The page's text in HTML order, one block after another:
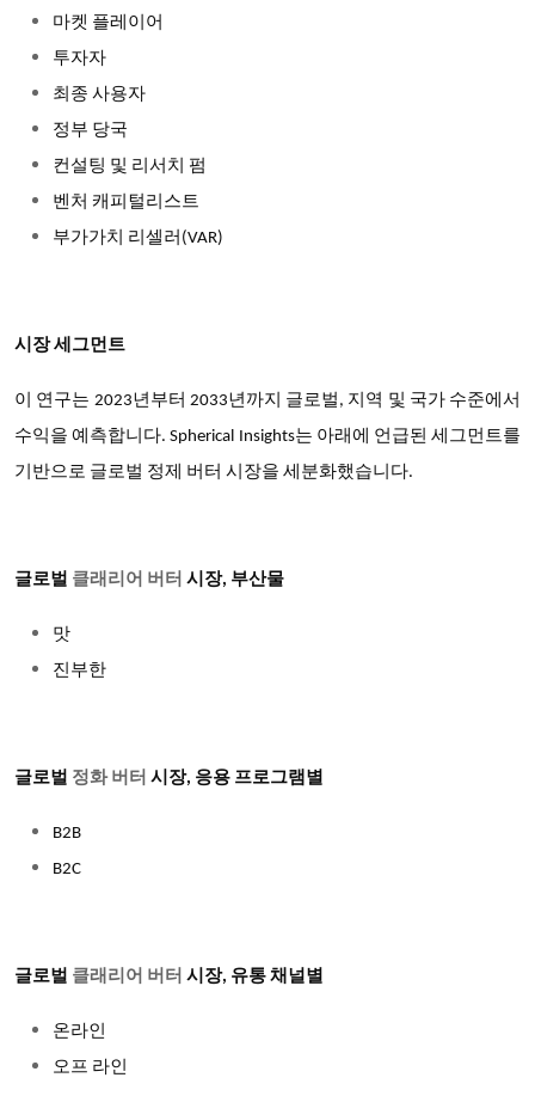
마켓 플레이어
투자자
최종 사용자
정부 당국
컨설팅 및 리서치 펌
벤처 캐피털리스트
부가가치 리셀러 (VAR)
시장 세그먼트
이 연구는 2023년부터 2033년까지 글로벌, 지역 및 국가 수준에서
수익을 예측합니다. Spherical Insights는 아래에 언급된 세그먼트를
기반으로 글로벌 정제 버터 시장을 세분화했습니다.
글로벌 클래리어 버터 시장, 부산물
맛
진부한
글로벌 정화 버터 시장, 응용 프로그램별
B2B
B2C
글로벌 클래리어 버터 시장, 유통 채널별
온라인
오프 라인